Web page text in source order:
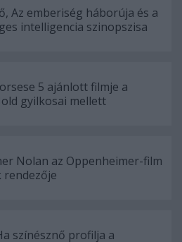
Az emberiség háborúja és a
intelligencia szinopszisa
5 ajánlott filmje a
gyilkosai mellett
Nolan az Oppenheimer-film
rendezője
színésznő profilja a